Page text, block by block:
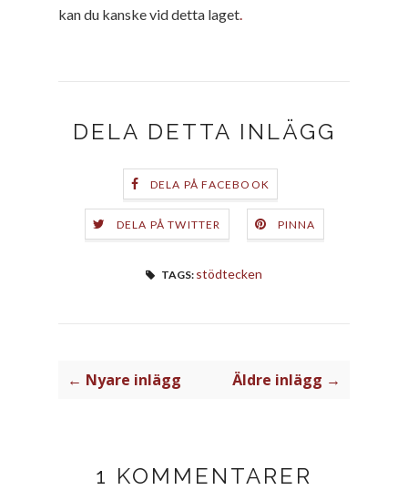
kan du kanske vid detta laget
DELA DETTA INLÄGG
DELA PÅ FACEBOOK
DELA PÅ TWITTER PINNA
TAGS: stödtecken
← Nyare inlägg Äldre inlägg →
1 KOMMENTARER